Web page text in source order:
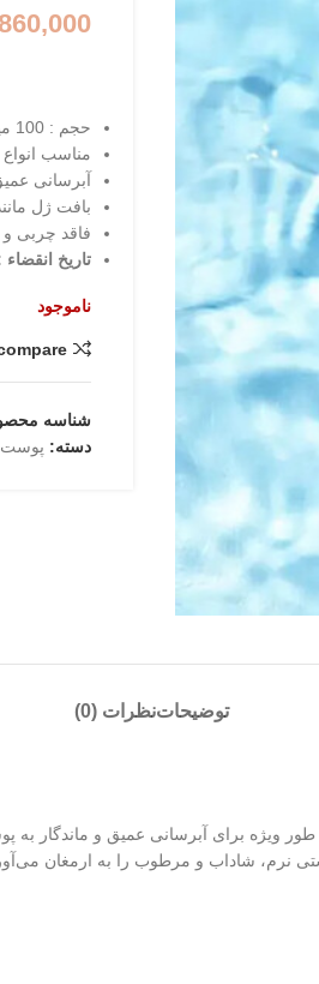
حجم : 100 میل
مناسب
آبرسانی
بافت ژل
فاقد چربی و
تاریخ انقضاء : 2025/10/
ناموجود
شناسه
دسته:
توضیحاتنظرات (0)
ویژه برای آبرسانی عمیق و ماندگار
نرم، شاداب و مرطوب را به ارمغان